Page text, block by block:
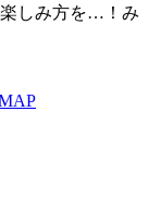
しみ方を…！み